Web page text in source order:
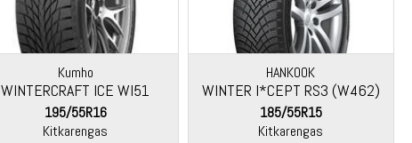
Kumho
WINTERCRAFT ICE WI51
195/55R16
Kitkarengas
HANKOOK
WINTER I*CEPT RS3 (W462)
185/55R15
Kitkarengas